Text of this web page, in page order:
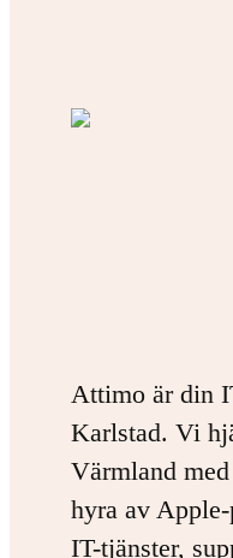
Attimo är din
Karlstad. Vi
Värmland
hyra av
IT-tjänster,